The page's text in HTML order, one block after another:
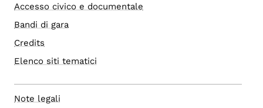
Accesso civico e documentale
Bandi di gara
Credits
Elenco siti tematici
Note legali